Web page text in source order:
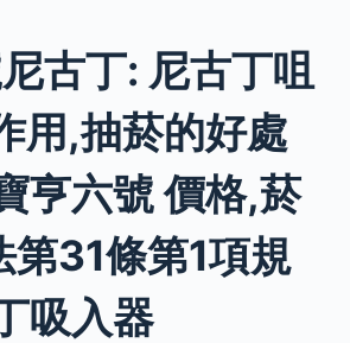
古丁: 尼古丁咀
用,抽菸的好處
亨六號 價格,菸
第31條第1項規
吸入器